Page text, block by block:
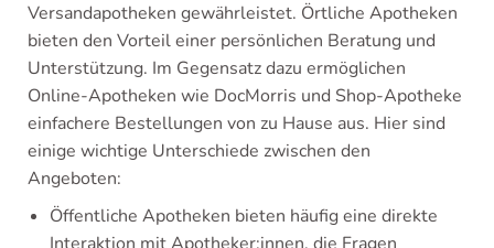
Versandapotheken gewährleistet. Örtliche Apotheken
bieten den Vorteil einer persönlichen Beratung und
Unterstützung. Im Gegensatz dazu ermöglichen
Online-Apotheken wie DocMorris und Shop-Apotheke
einfachere Bestellungen von zu Hause aus. Hier sind
einige wichtige Unterschiede zwischen den
Angeboten:
Öffentliche Apotheken bieten häufig eine direkte